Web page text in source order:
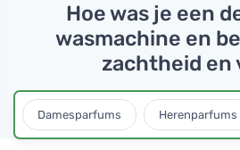
Hoe was je een
wasmachine en
zachtheid en
Damesparfums Herenparfums